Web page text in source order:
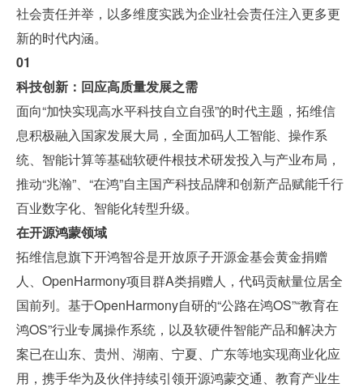
社会责任并举，以多维度实践为企业社会责任注入更多更
新的时代内涵。
01
科技创新：回应高质量发展之需
面向“加快实现高水平科技自立自强”的时代主题，拓维信
息积极融入国家发展大局，全面加码人工智能、操作系
统、智能计算等基础软硬件根技术研发投入与产业布局，
推动“兆瀚”、“在鸿”自主国产科技品牌和创新产品赋能千行
百业数字化、智能化转型升级。
在开源鸿蒙领域
拓维信息旗下开鸿智谷是开放原子开源金基会黄金捐赠
人、OpenHarmony项目群A类捐赠人，代码贡献量位居全
国前列。基于OpenHarmony自研的“公路在鸿OS”“教育在
鸿OS”行业专属操作系统，以及软硬件智能产品和解决方
案已在山东、贵州、湖南、宁夏、广东等地实现商业化应
用，携手华为及伙伴持续引领开源鸿蒙交通、教育产业生